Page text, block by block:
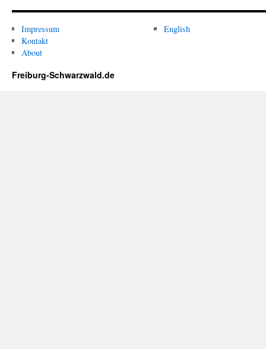
Impressum
Kontakt
About
English
Freiburg-Schwarzwald.de